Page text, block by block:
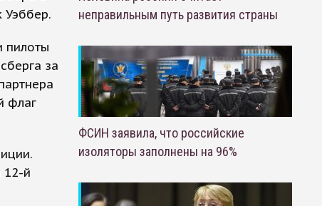
пилоты
за
флаг
12-й
неправильным путь развития страны
ФСИН заявила, что российские
изоляторы заполнены на 96%